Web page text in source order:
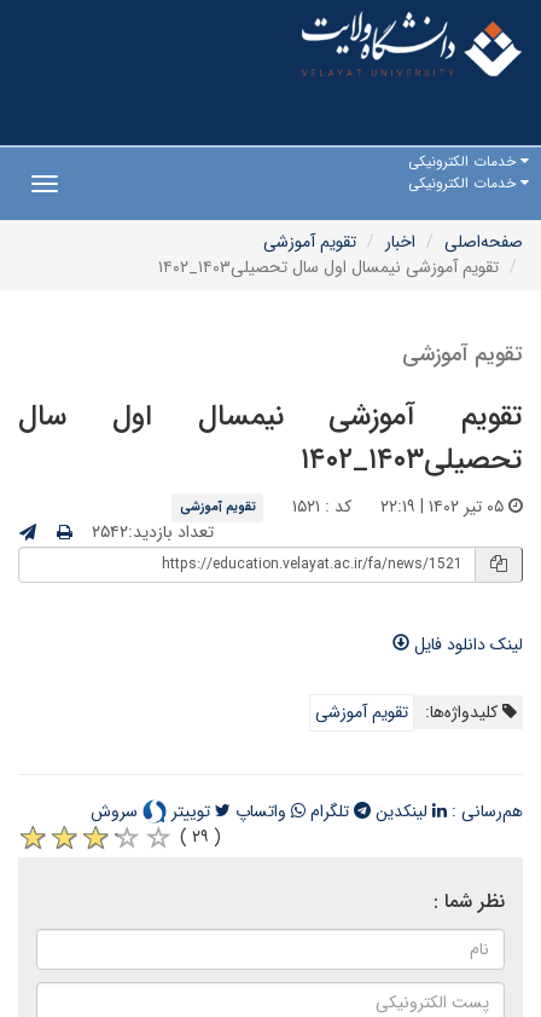
خدمات الکترونیکی
خدمات الکترونیکی
صفحه‌اصلی
اخبار
تقویم آموزشی
تقویم آموزشی نیمسال اول سال تحصیلی۱۴۰۳_۱۴۰۲
تقویم آموزشی
تقویم آموزشی نیمسال اول سال
تحصیلی۱۴۰۳_۱۴۰۲
کد : ۱۵۲۱ تقویم آموزشی
تعداد بازدید:۲۵۴۲
لینک دانلود فایل
کلیدواژه‌ها: تقویم آموزشی
هم‌رسانی : لینکدین تلگرام واتساپ توییتر
سروش
( ۲۹ )
نظر شما :